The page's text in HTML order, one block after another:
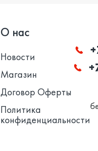
О нас
Новости
Магазин
Договор Оферты
Политика
конфиденциальности